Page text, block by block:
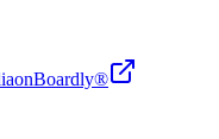
onBoardly®